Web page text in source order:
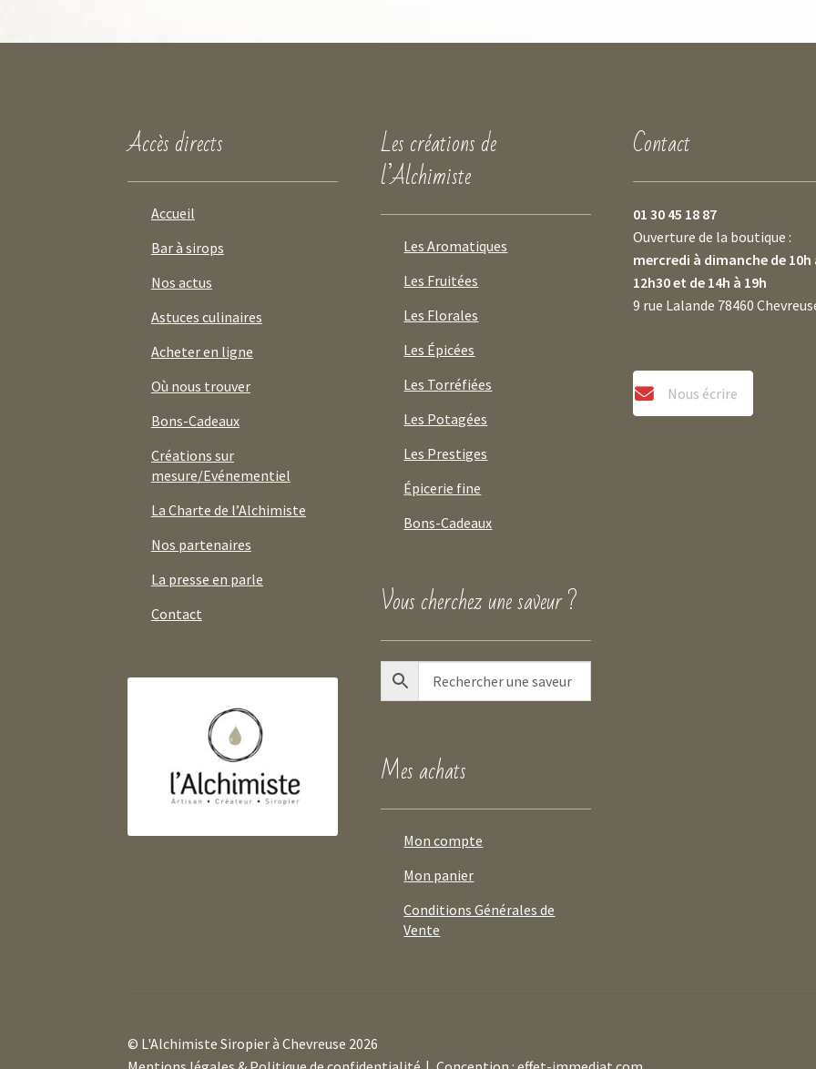
Accès directs
Accueil
Bar à sirops
Nos actus
Astuces culinaires
Acheter en ligne
Où nous trouver
Bons-Cadeaux
Créations sur
mesure/Evénementiel
La Charte de l’Alchimiste
Nos partenaires
La presse en parle
Contact
Les créations de
l’Alchimiste
Les Aromatiques
Les Fruitées
Les Florales
Les Épicées
Les Torréfiées
Les Potagées
Les Prestiges
Épicerie fine
Bons-Cadeaux
Vous cherchez une saveur ?
Mes achats
Mon compte
Mon panier
Conditions Générales de
Vente
Contact
01 30 45 18 87
Ouverture de la boutique :
mercredi à dimanche de 10h
12h30 et de 14h à 19h
9 rue Lalande 78460
Nous écrire
© L'Alchimiste Siropier à Chevreuse 2026